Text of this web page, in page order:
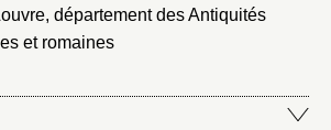
département des Antiquités
et romaines